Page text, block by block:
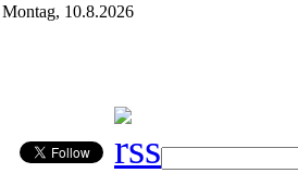
Montag, 10.8.2026